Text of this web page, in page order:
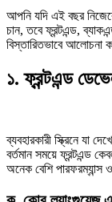
আপনি যদি এই বছর
চান, তবে ফ্রন্টএন্ড,
বিস্তারিতভাবে আলোচনা
১. ফ্রন্টএন্ড
ব্যবহারকারী স্ক্রিনে যা
বর্তমান সময়ে ফ্রন্টএন্ড
অনেক বেশি পারফরম্যান্স